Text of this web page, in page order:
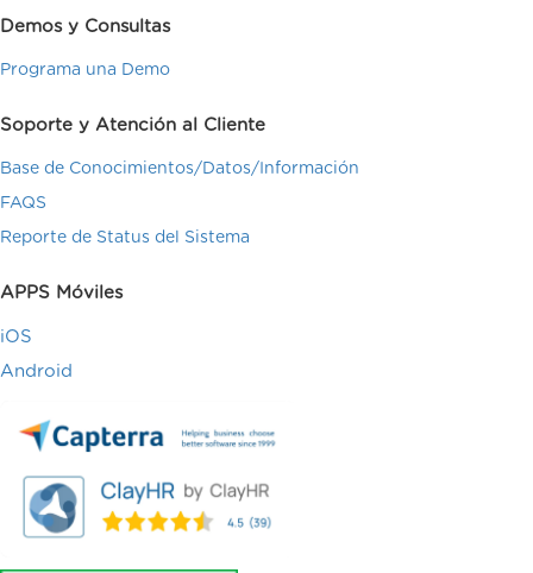
Demos y Consultas
Programa una Demo
Soporte y Atención al Cliente
Base de Conocimientos/Datos/Información
FAQS
Reporte de Status del Sistema
APPS Móviles
iOS
Android